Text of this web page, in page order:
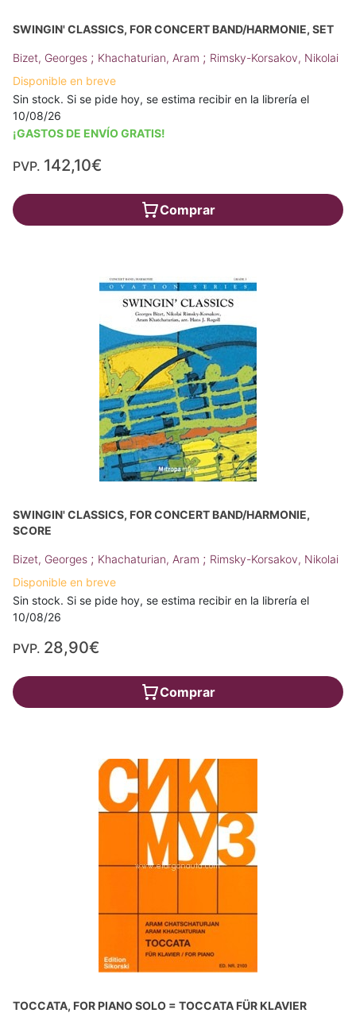
SWINGIN' CLASSICS, FOR CONCERT BAND/HARMONIE, SET
Bizet, Georges ; Khachaturian, Aram ; Rimsky-Korsakov, Nikolai
Disponible en breve
Sin stock. Si se pide hoy, se estima recibir en la librería el
10/08/26
¡GASTOS DE ENVÍO GRATIS!
PVP. 142,10€
Comprar
SWINGIN' CLASSICS, FOR CONCERT BAND/HARMONIE,
SCORE
Bizet, Georges ; Khachaturian, Aram ; Rimsky-Korsakov, Nikolai
Disponible en breve
Sin stock. Si se pide hoy, se estima recibir en la librería el
10/08/26
PVP. 28,90€
Comprar
TOCCATA, FOR PIANO SOLO = TOCCATA FÜR KLAVIER